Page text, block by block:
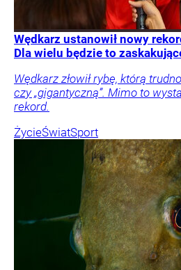
Wędkarz ustanowił nowy
Dla wielu będzie to
Wędkarz złowił rybę, którą
czy „gigantyczną”. Mimo to
rekord.
ŻycieŚwiatSport